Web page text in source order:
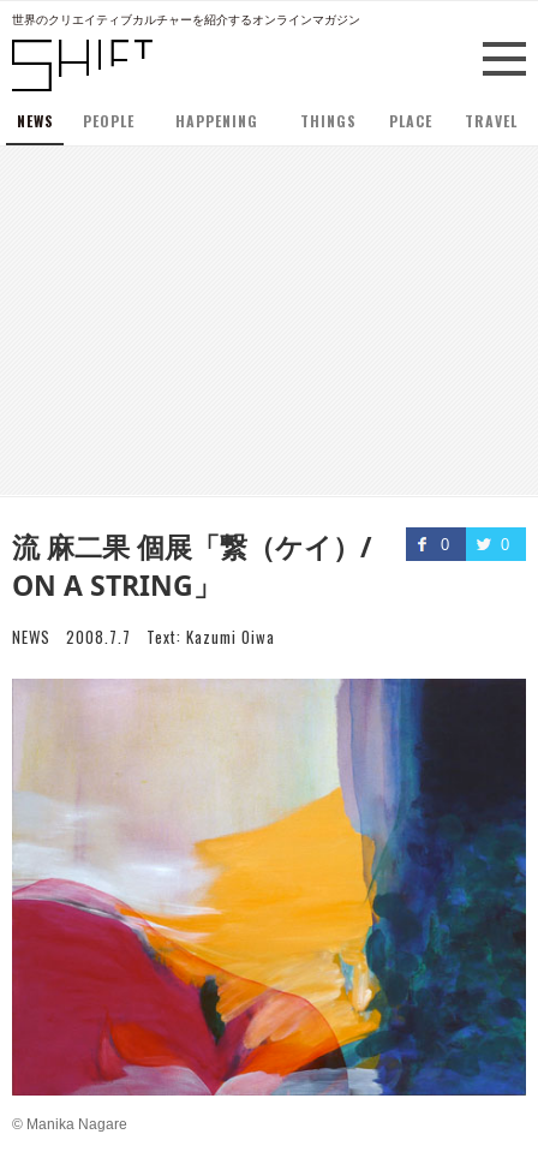
世界のクリエイティブカルチャーを紹介するオンラインマガジン
NEWS PEOPLE HAPPENING THINGS PLACE TRAVEL
0 0
流 麻二果 個展「繋（ケイ）/
ON A STRING」
NEWS 2008.7.7 Text: Kazumi Oiwa
© Manika Nagare